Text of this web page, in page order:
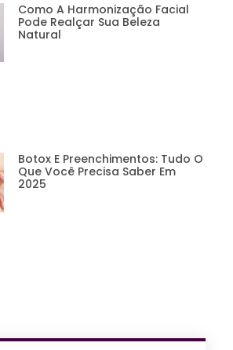
Como A Harmonização Facial
Pode Realçar Sua Beleza
Natural
Botox E Preenchimentos: Tudo O
Que Você Precisa Saber Em
2025